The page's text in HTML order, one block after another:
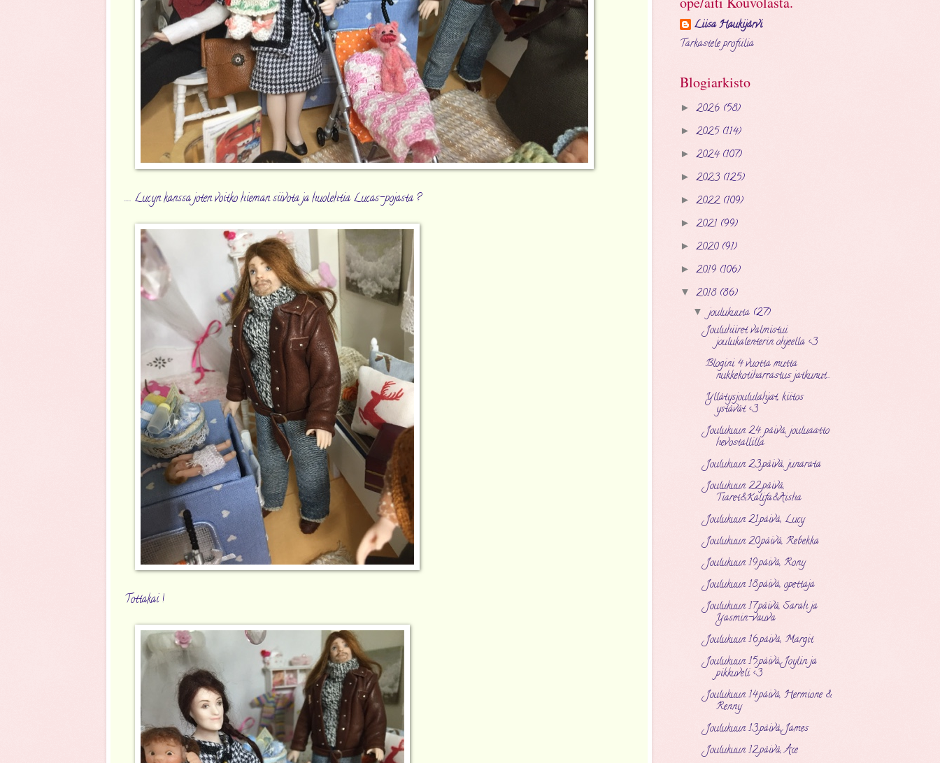
..... Lucyn kanssa joten voitko hieman siivota ja huolehtia Lucas-pojasta ?
Tottakai !
Liisa Haukijärvi
Tarkastele profiilia
Blogiarkisto
► 2026 (58)
► 2025 (114)
► 2024 (107)
► 2023 (125)
► 2022 (109)
► 2021 (99)
► 2020 (91)
► 2019 (106)
▼ 2018 (86)
▼ joulukuuta (27)
Jouluhiiret valmistui
joulukalenterin ohjeella <3
Blogini 4 vuotta mutta
nukkekotiharrastus jatkunut...
Yllätysjoululahjat, kiitos
ystävät <3
Joulukuun 24. päivä, jouluaatto
hevostallilla
Joulukuun 23.päivä, junarata
Joulukuun 22.päivä,
Tiaret&Kalifa&Aisha
Joulukuun 21.päivä, Lucy
Joulukuun 20.päivä, Rebekka
Joulukuun 19.päivä, Rony
Joulukuun 18.päivä, opettaja
Joulukuun 17.päivä, Sarah ja
Yasmin-vauva
Joulukuun 16.päivä, Margit
Joulukuun 15.päivä, Joylin ja
pikkuveli <3
Joulukuun 14.päivä, Hermione &
Renny
Joulukuun 13.päivä, James
Joulukuun 12.päivä, Åce